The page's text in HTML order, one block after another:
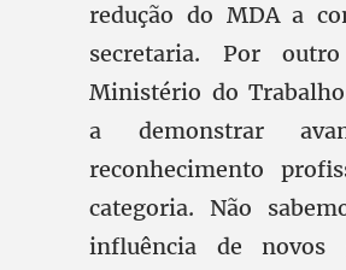
redução do MDA a
secretaria. Por
Ministério do
a demonstrar
reconhecimento
categoria. Não
influência de novos